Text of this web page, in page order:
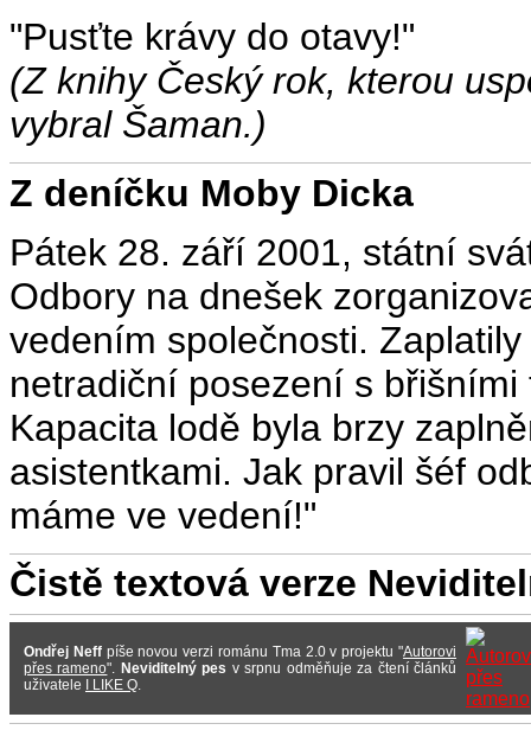
"Pusťte krávy do otavy!"
(Z knihy Český rok, kterou
vybral Šaman.)
Z deníčku Moby Dicka
Pátek 28. září 2001, státní
Odbory na dnešek
vedením společnosti.
netradiční posezení s
Kapacita lodě byla brzy
asistentkami. Jak pravil šéf
máme ve vedení!"
Čistě textová verze
Ondřej Neffpíše novou verzi románu Tma 2.0 v projektu "Autorovi
přes rameno". Neviditelný pes v srpnu odměňuje za čtení článků
uživatele
I LIKE Q.